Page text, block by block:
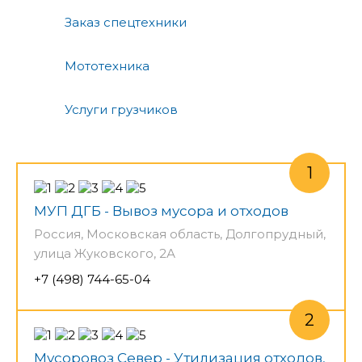
Заказ спецтехники
Мототехника
Услуги грузчиков
МУП ДГБ - Вывоз мусора и отходов
Россия, Московская область, Долгопрудный,
улица Жуковского, 2А
+7 (498) 744-65-04
Мусоровоз Север - Утилизация отходов,